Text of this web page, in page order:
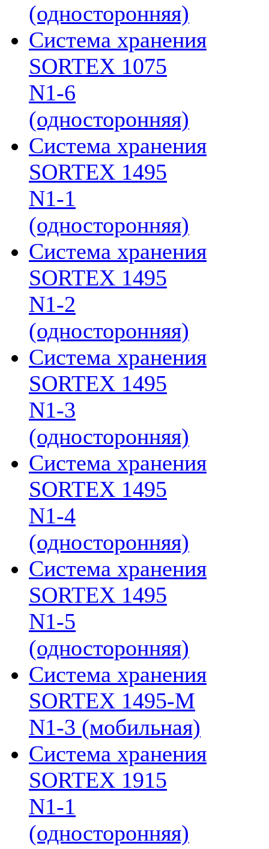
(односторонняя)
Система хранения
SORTEX 1075
N1-6
(односторонняя)
Система хранения
SORTEX 1495
N1-1
(односторонняя)
Система хранения
SORTEX 1495
N1-2
(односторонняя)
Система хранения
SORTEX 1495
N1-3
(односторонняя)
Система хранения
SORTEX 1495
N1-4
(односторонняя)
Система хранения
SORTEX 1495
N1-5
(односторонняя)
Система хранения
SORTEX 1495-M
N1-3 (мобильная)
Система хранения
SORTEX 1915
N1-1
(односторонняя)